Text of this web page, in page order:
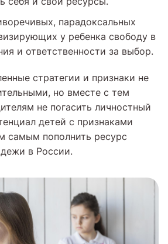
парадоксальных
у ребенка свободу в
и ответственности за выбор.
стратегии и признаки не
но вместе с тем
не погасить личностный
детей с признаками
самым пополнить ресурс
в России.